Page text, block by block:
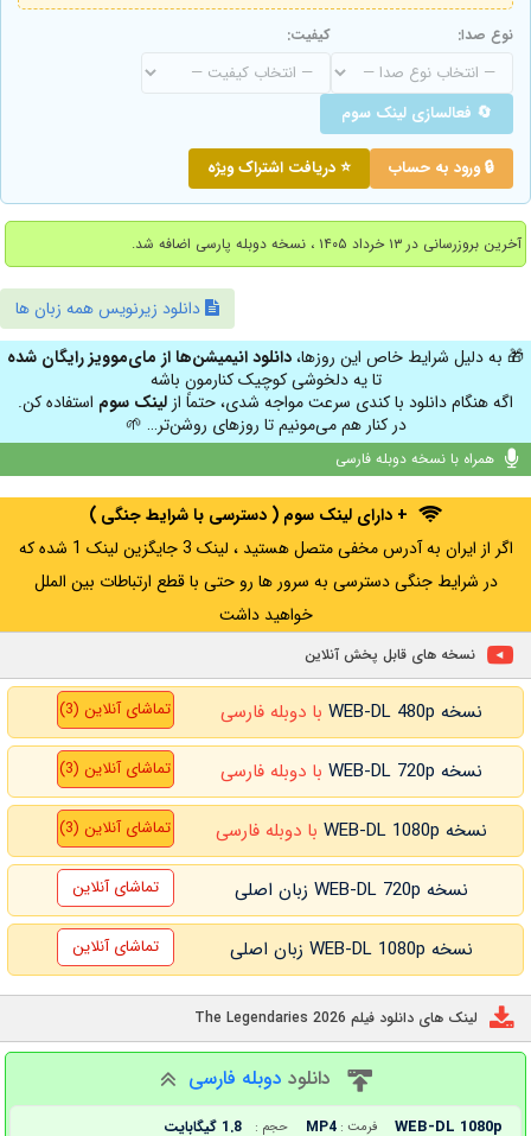
نوع صدا: کیفیت:
🔄 فعالسازی لینک سوم
🔒 ورود به حساب ⭐ دریافت اشتراک ویژه
آخرین بروزرسانی در ۱۳ خرداد ۱۴۰۵ ، نسخه دوبله پارسی اضافه شد.
دانلود زیرنویس همه زبان ها
🎁 به دلیل شرایط خاص این روزها،دانلود انیمیشن‌ها از مای‌موویز رایگان شده
تا یه دلخوشی کوچیک کنارمون باشه
اگه هنگام دانلود با کندی سرعت مواجه شدی، حتماً از لینک سوم استفاده کن.
در کنار هم می‌مونیم تا روزهای روشن‌تر… 🌱
همراه با نسخه دوبله فارسی
+ دارای لینک سوم ( دسترسی با شرایط جنگی )
اگر از ایران به آدرس مخفی متصل هستید ، لینک 3 جایگزین لینک 1 شده که
در شرایط جنگی دسترسی به سرور ها رو حتی با قطع ارتباطات بین الملل
خواهید داشت
نسخه های قابل پخش آنلاین
نسخه WEB-DL 480p با دوبله فارسی تماشای آنلاین (3)
نسخه WEB-DL 720p با دوبله فارسی تماشای آنلاین (3)
نسخه WEB-DL 1080p با دوبله فارسی تماشای آنلاین (3)
نسخه WEB-DL 720p زبان اصلی تماشای آنلاین
نسخه WEB-DL 1080p زبان اصلی تماشای آنلاین
لینک های دانلود فیلم The Legendaries 2026
دانلود دوبله فارسی
WEB-DL 1080p فرمت : MP4 حجم : 1.8 گیگابایت